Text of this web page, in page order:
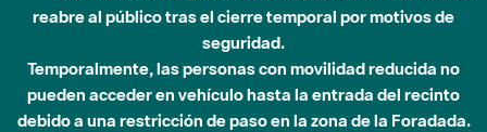
reabre al público tras el cierre temporal por motivos de
seguridad.
Temporalmente, las personas con movilidad reducida no
pueden acceder en vehículo hasta la entrada del recinto
debido a una restricción de paso en la zona de la Foradada.